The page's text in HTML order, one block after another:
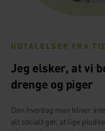
Jeg elsker, at vi
drenge og piger
Den hverdag man bliver
og vores
fordi jeg synes at Fitness-
det er heller ikke en linje